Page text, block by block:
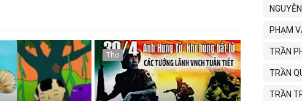
Thơ
PHẠM
TRẦN
TRẦN
TRẦN